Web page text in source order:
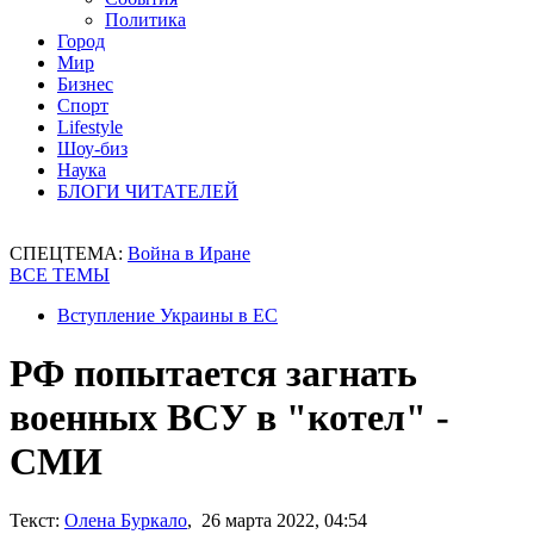
Политика
Город
Мир
Бизнес
Спорт
Lifestyle
Шоу-биз
Наука
БЛОГИ ЧИТАТЕЛЕЙ
СПЕЦТЕМА: Война в Иране
ВСЕ ТЕМЫ
Вступление Украины в ЕС
РФ попытается загнать
военных ВСУ в "котел" -
СМИ
Текст: Олена Буркало, 26 марта 2022, 04:54